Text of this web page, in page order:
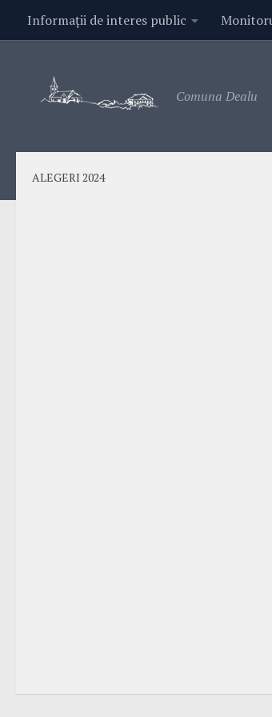
Informații de interes public
Comuna Dealu
ALEGERI 2024